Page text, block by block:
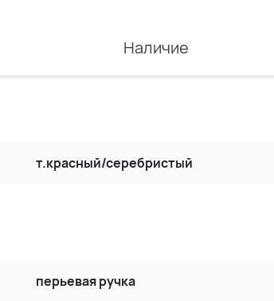
Наличие
т.красный/серебристый
перьевая ручка